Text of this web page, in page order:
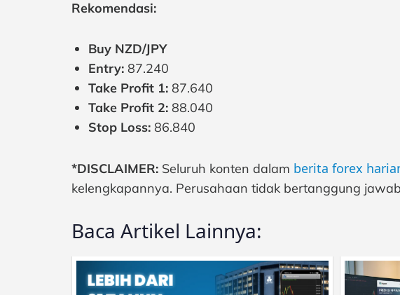
Rekomendasi:
Buy NZD/JPY
Entry: 87.240
Take Profit 1: 87.640
Take Profit 2: 88.040
Stop Loss: 86.840
*DISCLAIMER: Seluruh konten dalam berita forex
kelengkapannya. Perusahaan tidak bertanggung
Baca Artikel Lainnya: